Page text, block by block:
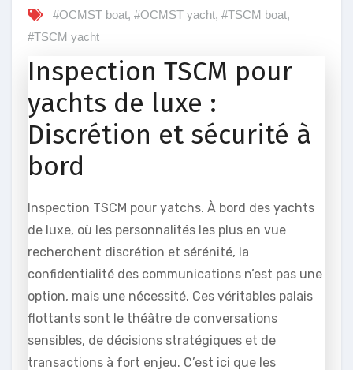
#OCMST boat, #OCMST yacht, #TSCM boat,
#TSCM yacht
Inspection TSCM pour
yachts de luxe :
Discrétion et sécurité à
bord
Inspection TSCM pour yatchs. À bord des yachts
de luxe, où les personnalités les plus en vue
recherchent discrétion et sérénité, la
confidentialité des communications n’est pas une
option, mais une nécessité. Ces véritables palais
flottants sont le théâtre de conversations
sensibles, de décisions stratégiques et de
transactions à fort enjeu. C’est ici que les